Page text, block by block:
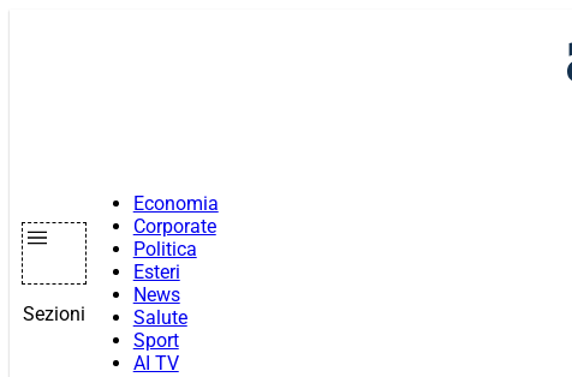
Sezioni
Economia
Corporate
Politica
Esteri
News
Salute
Sport
AI TV